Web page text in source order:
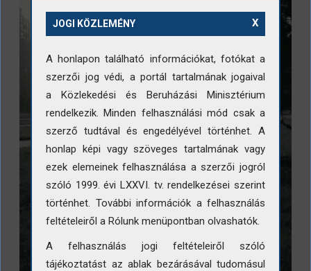
X
JOGI KÖZLEMÉNY
A honlapon található információkat, fotókat a
szerzői jog védi, a portál tartalmának jogaival
a Közlekedési és Beruházási Minisztérium
rendelkezik. Minden felhasználási mód csak a
szerző tudtával és engedélyével történhet. A
honlap képi vagy szöveges tartalmának vagy
ezek elemeinek felhasználása a szerzői jogról
szóló 1999. évi LXXVI. tv. rendelkezései szerint
történhet. További információk a felhasználás
feltételeiről a Rólunk menüpontban olvashatók.
A felhasználás jogi feltételeiről szóló
tájékoztatást az ablak bezárásával tudomásul